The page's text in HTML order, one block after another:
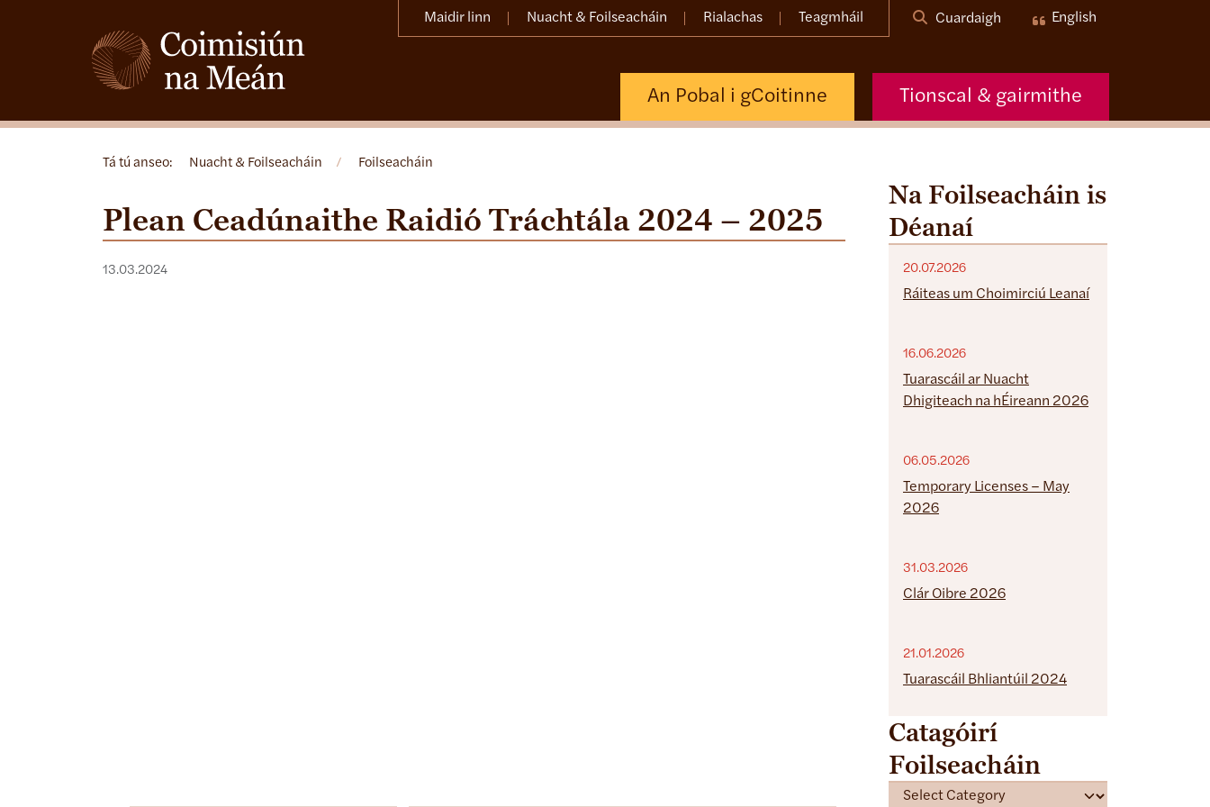
Maidir linn Nuacht & Foilseacháin Rialachas Teagmháil Cuardaigh English
An Pobal i gCoitinne Tionscal & gairmithe
Tá tú anseo: Nuacht & Foilseacháin / Foilseacháin
Plean Ceadúnaithe Raidió Tráchtála 2024 – 2025
13.03.2024
Na Foilseacháin is
Déanaí
20.07.2026
Ráiteas um Choimirciú Leanaí
16.06.2026
Tuarascáil ar Nuacht
Dhigiteach na hÉireann 2026
06.05.2026
Temporary Licenses – May
2026
31.03.2026
Clár Oibre 2026
21.01.2026
Tuarascáil Bhliantúil 2024
Catagóirí
Foilseacháin